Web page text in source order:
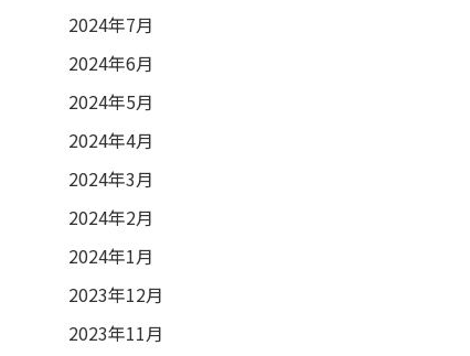
2024年7月
2024年6月
2024年5月
2024年4月
2024年3月
2024年2月
2024年1月
2023年12月
2023年11月